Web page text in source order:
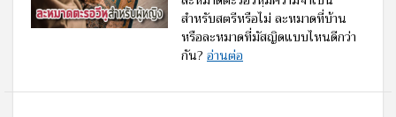
สำหรับสตรีหรือไม่ ละหมาดที่บ้าน
หรือละหมาดที่มัสญิดแบบไหนดีกว่า
กัน? อ่านต่อ